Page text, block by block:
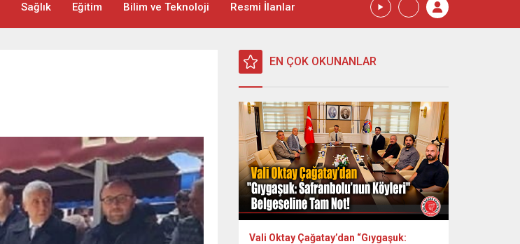
Sağlık Eğitim Bilim ve Teknoloji Resmi İlanlar
EN ÇOK OKUNANLAR
Vali Oktay Çağatay’dan “Gıygaşuk: